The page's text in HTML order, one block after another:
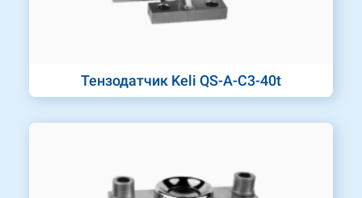
Тензодатчик Keli QS-A-C3-40t